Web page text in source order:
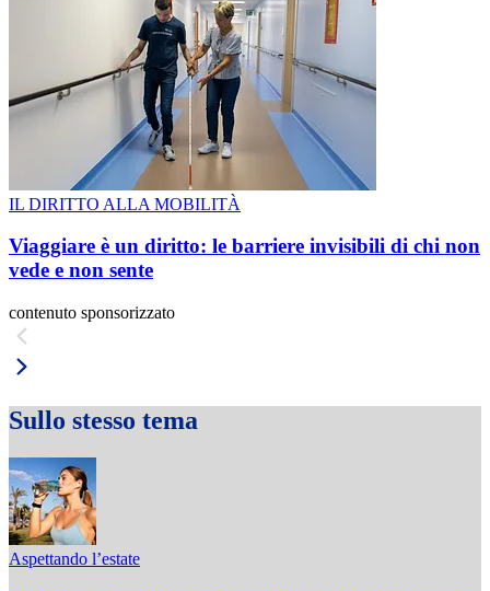
IL DIRITTO ALLA MOBILITÀ
Viaggiare è un diritto: le barriere invisibili di chi non
vede e non sente
contenuto sponsorizzato
Sullo stesso tema
Aspettando l’estate